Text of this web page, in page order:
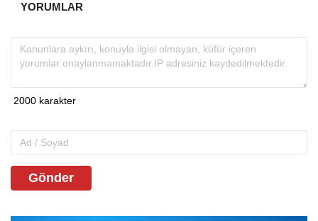
YORUMLAR
Gönder